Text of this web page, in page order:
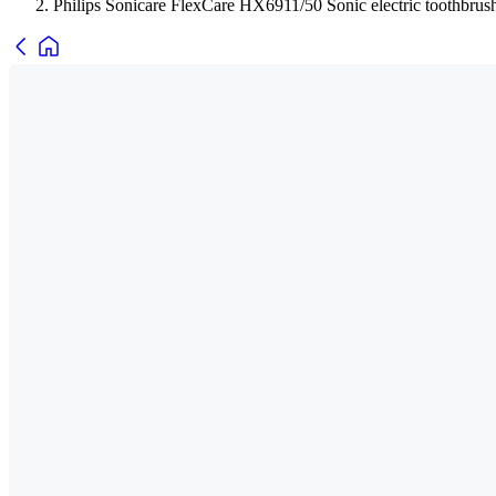
Philips Sonicare FlexCare HX6911/50 Sonic electric